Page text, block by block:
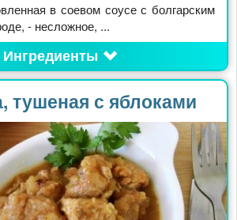
в соевом соусе с болгарским
- несложное, ...
Ингредиенты
тушеная с яблоками